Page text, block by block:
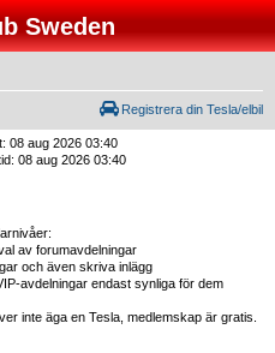
Sweden
Registrera din Tesla/elbil
08 aug 2026 03:40
08 aug 2026 03:40
av forumavdelningar
och även skriva inlägg
avdelningar endast synliga för dem
inte äga en Tesla, medlemskap är gratis.